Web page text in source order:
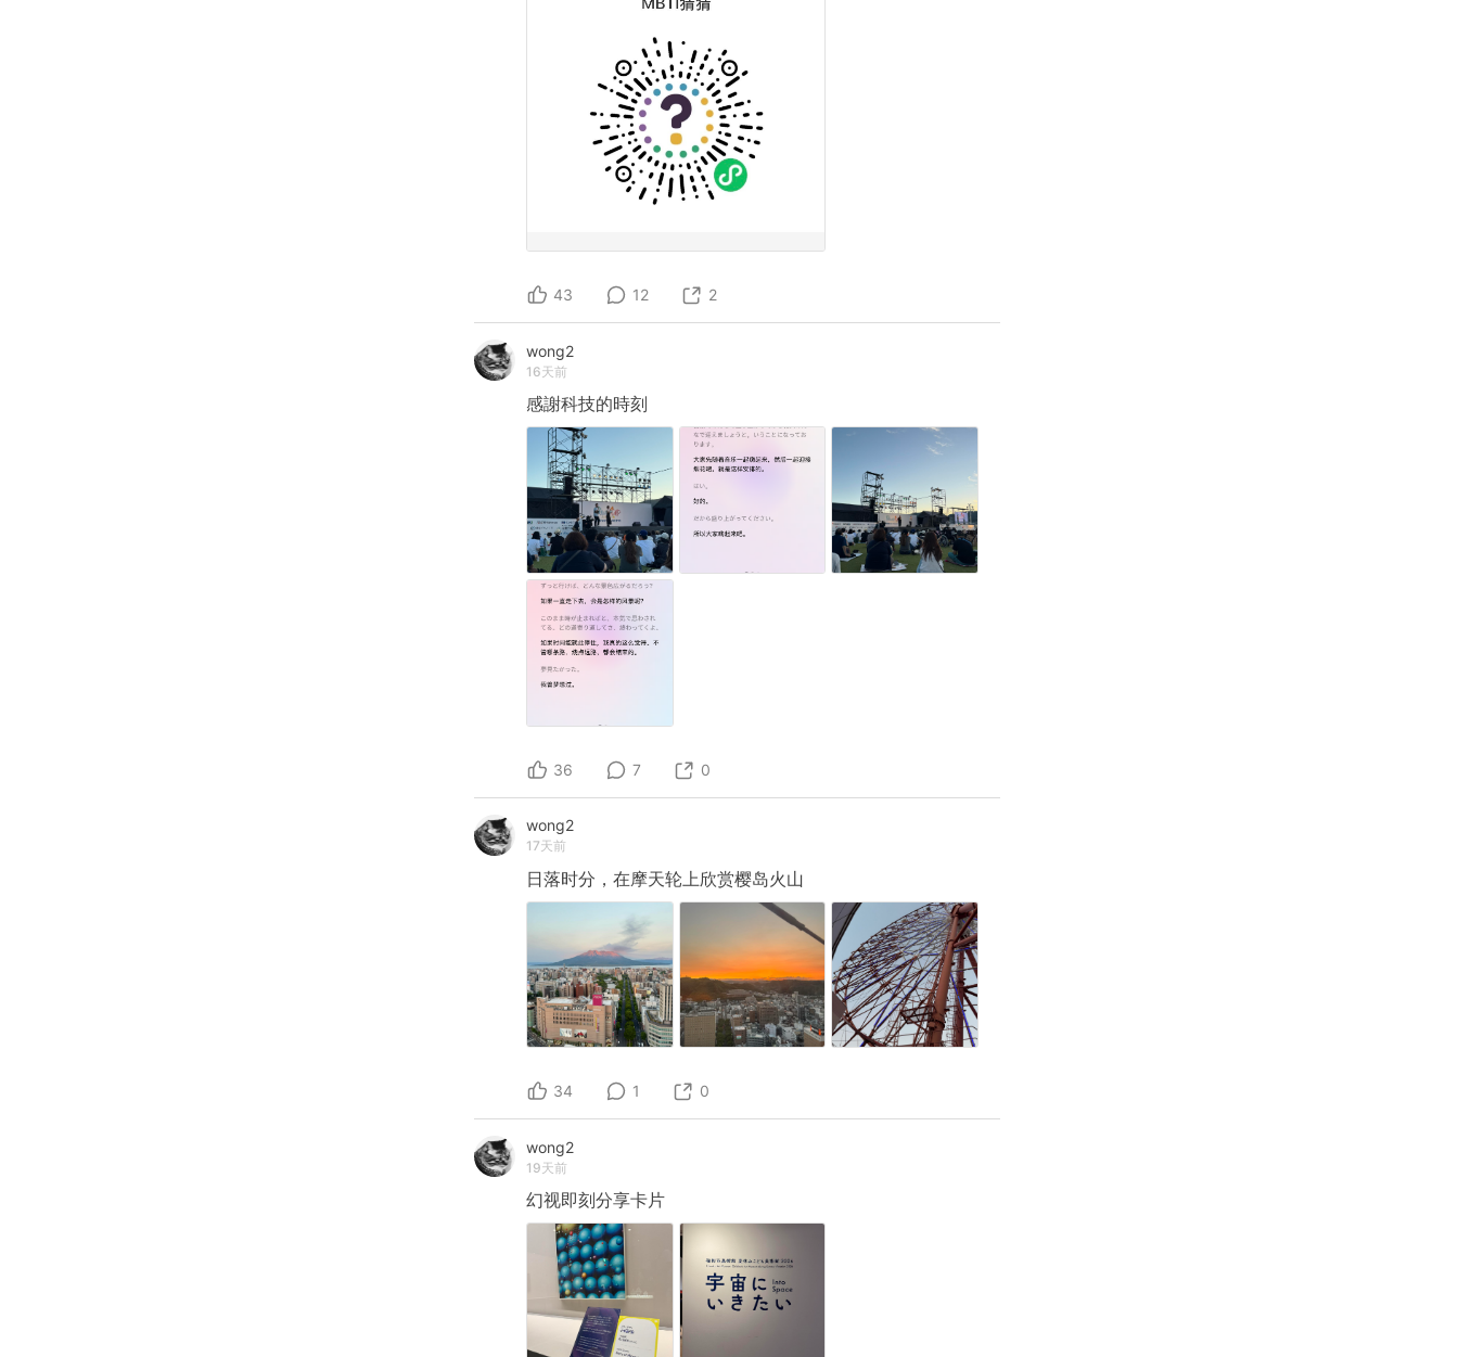
43 12 2
wong2
16天前
感謝科技的時刻
36 7 0
wong2
17天前
日落时分，在摩天轮上欣赏樱岛火山
34 1 0
wong2
19天前
幻视即刻分享卡片